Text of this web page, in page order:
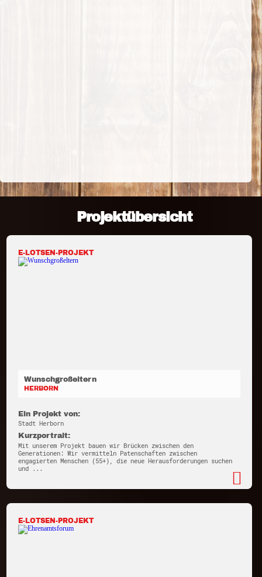
Projektübersicht
E-LOTSEN-PROJEKT
Wunschgroßeltern
HERBORN
Ein Projekt von:
Stadt Herborn
Kurzportrait:
Mit unserem Projekt bauen wir Brücken zwischen den
Generationen: Wir vermitteln Patenschaften zwischen
engagierten Menschen (55+), die neue Herausforderungen suchen
und ...
E-LOTSEN-PROJEKT